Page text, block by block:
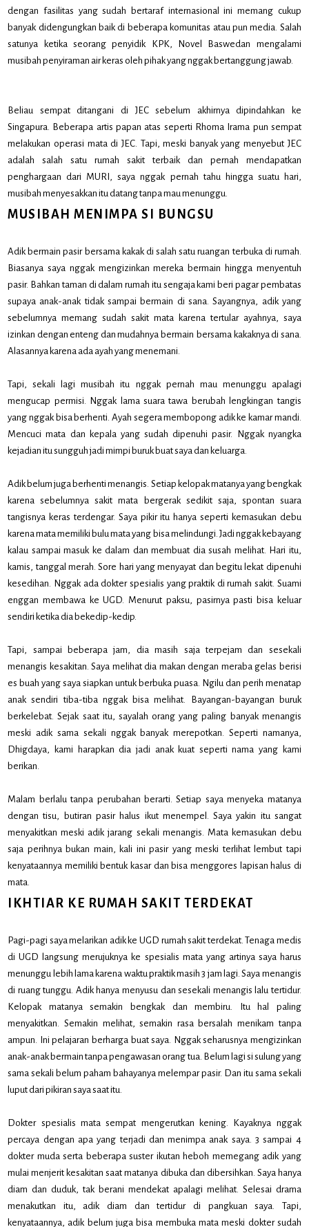
dengan fasilitas yang sudah bertaraf internasional ini memang cukup
banyak didengungkan baik di beberapa komunitas atau pun media. Salah
satunya ketika seorang penyidik KPK, Novel Baswedan mengalami
musibah penyiraman air keras oleh pihak yang nggak bertanggung jawab.
Beliau sempat ditangani di JEC sebelum akhirnya dipindahkan ke
Singapura. Beberapa artis papan atas seperti Rhoma Irama pun sempat
melakukan operasi mata di JEC. Tapi, meski banyak yang menyebut JEC
adalah salah satu rumah sakit terbaik dan pernah mendapatkan
penghargaan dari MURI, saya nggak pernah tahu hingga suatu hari,
musibah menyesakkan itu datang tanpa mau menunggu.
MUSIBAH MENIMPA SI BUNGSU
Adik bermain pasir bersama kakak di salah satu ruangan terbuka di rumah.
Biasanya saya nggak mengizinkan mereka bermain hingga menyentuh
pasir. Bahkan taman di dalam rumah itu sengaja kami beri pagar pembatas
supaya anak-anak tidak sampai bermain di sana. Sayangnya, adik yang
sebelumnya memang sudah sakit mata karena tertular ayahnya, saya
izinkan dengan enteng dan mudahnya bermain bersama kakaknya di sana.
Alasannya karena ada ayah yang menemani.
Tapi, sekali lagi musibah itu nggak pernah mau menunggu apalagi
mengucap permisi. Nggak lama suara tawa berubah lengkingan tangis
yang nggak bisa berhenti. Ayah segera membopong adik ke kamar mandi.
Mencuci mata dan kepala yang sudah dipenuhi pasir. Nggak nyangka
kejadian itu sungguh jadi mimpi buruk buat saya dan keluarga.
Adik belum juga berhenti menangis. Setiap kelopak matanya yang bengkak
karena sebelumnya sakit mata bergerak sedikit saja, spontan suara
tangisnya keras terdengar. Saya pikir itu hanya seperti kemasukan debu
karena mata memiliki bulu mata yang bisa melindungi. Jadi nggak kebayang
kalau sampai masuk ke dalam dan membuat dia susah melihat. Hari itu,
kamis, tanggal merah. Sore hari yang menyayat dan begitu lekat dipenuhi
kesedihan. Nggak ada dokter spesialis yang praktik di rumah sakit. Suami
enggan membawa ke UGD. Menurut paksu, pasirnya pasti bisa keluar
sendiri ketika dia bekedip-kedip.
Tapi, sampai beberapa jam, dia masih saja terpejam dan sesekali
menangis kesakitan. Saya melihat dia makan dengan meraba gelas berisi
es buah yang saya siapkan untuk berbuka puasa. Ngilu dan perih menatap
anak sendiri tiba-tiba nggak bisa melihat. Bayangan-bayangan buruk
berkelebat. Sejak saat itu, sayalah orang yang paling banyak menangis
meski adik sama sekali nggak banyak merepotkan. Seperti namanya,
Dhigdaya, kami harapkan dia jadi anak kuat seperti nama yang kami
berikan.
Malam berlalu tanpa perubahan berarti. Setiap saya menyeka matanya
dengan tisu, butiran pasir halus ikut menempel. Saya yakin itu sangat
menyakitkan meski adik jarang sekali menangis. Mata kemasukan debu
saja perihnya bukan main, kali ini pasir yang meski terlihat lembut tapi
kenyataannya memiliki bentuk kasar dan bisa menggores lapisan halus di
mata.
IKHTIAR KE RUMAH SAKIT TERDEKAT
Pagi-pagi saya melarikan adik ke UGD rumah sakit terdekat. Tenaga medis
di UGD langsung merujuknya ke spesialis mata yang artinya saya harus
menunggu lebih lama karena waktu praktik masih 3 jam lagi. Saya menangis
di ruang tunggu. Adik hanya menyusu dan sesekali menangis lalu tertidur.
Kelopak matanya semakin bengkak dan membiru. Itu hal paling
menyakitkan. Semakin melihat, semakin rasa bersalah menikam tanpa
ampun. Ini pelajaran berharga buat saya. Nggak seharusnya mengizinkan
anak-anak bermain tanpa pengawasan orang tua. Belum lagi si sulung yang
sama sekali belum paham bahayanya melempar pasir. Dan itu sama sekali
luput dari pikiran saya saat itu.
Dokter spesialis mata sempat mengerutkan kening. Kayaknya nggak
percaya dengan apa yang terjadi dan menimpa anak saya. 3 sampai 4
dokter muda serta beberapa suster ikutan heboh memegang adik yang
mulai menjerit kesakitan saat matanya dibuka dan dibersihkan. Saya hanya
diam dan duduk, tak berani mendekat apalagi melihat. Selesai drama
menakutkan itu, adik diam dan tertidur di pangkuan saya. Tapi,
kenyataannya, adik belum juga bisa membuka mata meski dokter sudah